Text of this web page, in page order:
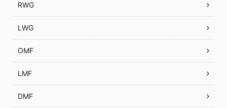
RWG
LWG
OMF
LMF
DMF